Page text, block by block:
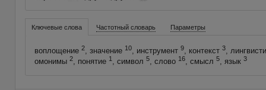
Ключевые слова Частотный словарь Параметры
воплощение 2, значение 10, инструмент 9, контекст 3,
омонимы 2, понятие 1, символ 5, слово 16, смысл 5, язык 3